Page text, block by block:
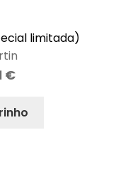
limitada)
€